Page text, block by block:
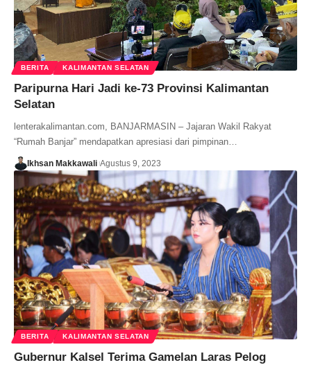
BERITA KALIMANTAN SELATAN
Paripurna Hari Jadi ke-73 Provinsi Kalimantan
Selatan
lenterakalimantan.com, BANJARMASIN – Jajaran Wakil Rakyat
“Rumah Banjar” mendapatkan apresiasi dari pimpinan…
Ikhsan Makkawali Agustus 9, 2023
BERITA KALIMANTAN SELATAN
Gubernur Kalsel Terima Gamelan Laras Pelog